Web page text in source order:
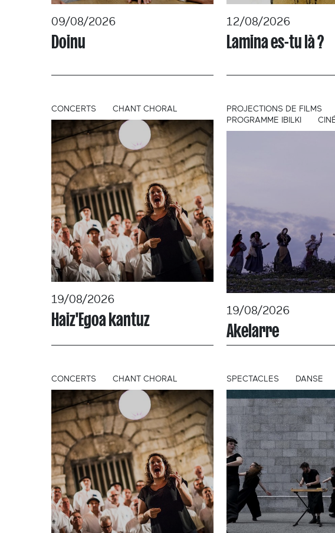
09/08/2026
Doinu
12/08/2026
Lamina es-tu là ?
CONCERTS CHANT CHORAL
19/08/2026
Haiz'Egoa kantuz
PROJECTIONS DE FILMS
PROGRAMME IBILKI
19/08/2026
Akelarre
CONCERTS CHANT CHORAL SPECTACLES DANSE